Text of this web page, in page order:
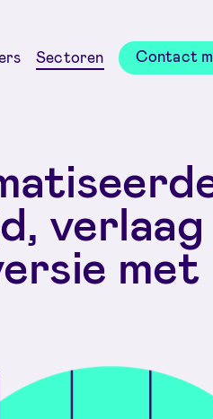
Sectoren Contact
verlaag
met